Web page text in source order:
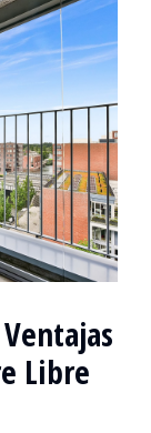
Libre